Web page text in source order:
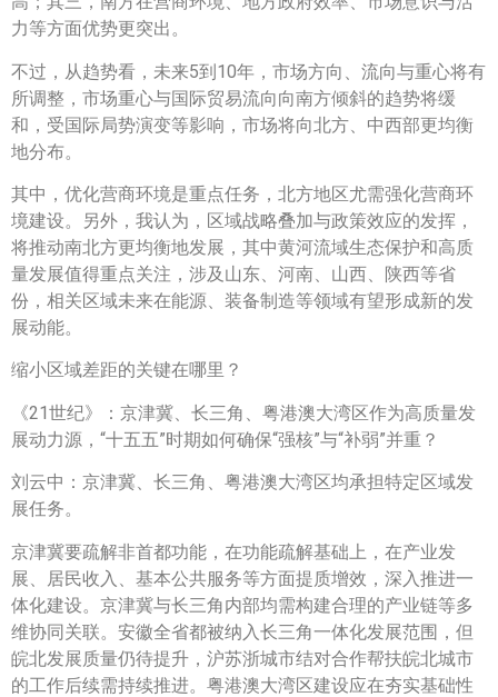
力等方面优势更突出。
不过，从趋势看，未来5到10年，市场方向、流向与重心将有
所调整，市场重心与国际贸易流向向南方倾斜的趋势将缓
和，受国际局势演变等影响，市场将向北方、中西部更均衡
地分布。
其中，优化营商环境是重点任务，北方地区尤需强化营商环
境建设。另外，我认为，区域战略叠加与政策效应的发挥，
将推动南北方更均衡地发展，其中黄河流域生态保护和高质
量发展值得重点关注，涉及山东、河南、山西、陕西等省
份，相关区域未来在能源、装备制造等领域有望形成新的发
展动能。
缩小区域差距的关键在哪里？
《21世纪》：京津冀、长三角、粤港澳大湾区作为高质量发
展动力源，“十五五”时期如何确保“强核”与“补弱”并重？
刘云中：京津冀、长三角、粤港澳大湾区均承担特定区域发
展任务。
京津冀要疏解非首都功能，在功能疏解基础上，在产业发
展、居民收入、基本公共服务等方面提质增效，深入推进一
体化建设。京津冀与长三角内部均需构建合理的产业链等多
维协同关联。安徽全省都被纳入长三角一体化发展范围，但
皖北发展质量仍待提升，沪苏浙城市结对合作帮扶皖北城市
的工作后续需持续推进。粤港澳大湾区建设应在夯实基础性